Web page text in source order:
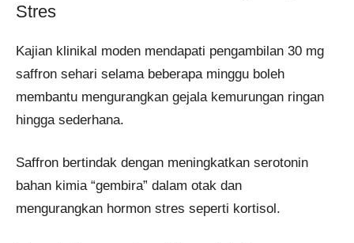
Stres
Kajian klinikal moden mendapati pengambilan 30 mg
saffron sehari selama beberapa minggu boleh
membantu mengurangkan gejala kemurungan ringan
hingga sederhana.
Saffron bertindak dengan meningkatkan serotonin
bahan kimia “gembira” dalam otak dan
mengurangkan hormon stres seperti kortisol.